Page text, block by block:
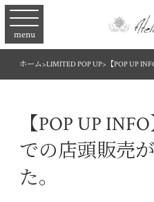
menu
ホーム>LIMITED POP UP> 【POP UP
【POP UP
での店頭販売
た。